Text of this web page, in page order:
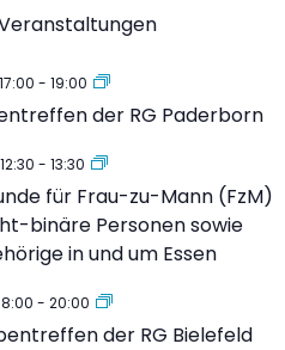
17:00 - 19:00
der RG Paderborn
12:30 - 13:30
für Frau-zu-Mann (FzM)
binäre Personen sowie
in und um Essen
- 20:00
der RG Bielefeld